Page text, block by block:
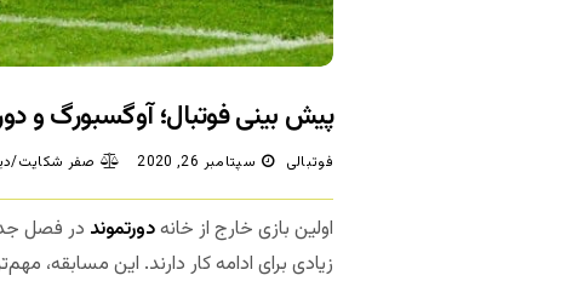
پیش بینی فوتبال؛ آوگسبورگ و
فوتبالی سپتامبر 26, 2020 صفر شکایت/
اولین بازی خارج از خانهدورتموند در فصل
زیادی برای ادامه کار دارند. این مسابقه،